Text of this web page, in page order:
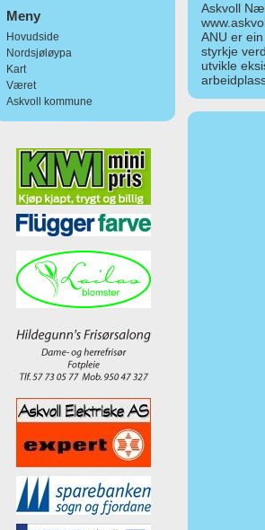
Meny
Hovudside
Nordsjøløypa
Kart
Været
Askvoll kommune
Askvoll
ANU er
styrkje
utvikle